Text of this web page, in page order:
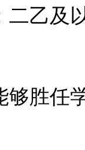
乙及
胜任